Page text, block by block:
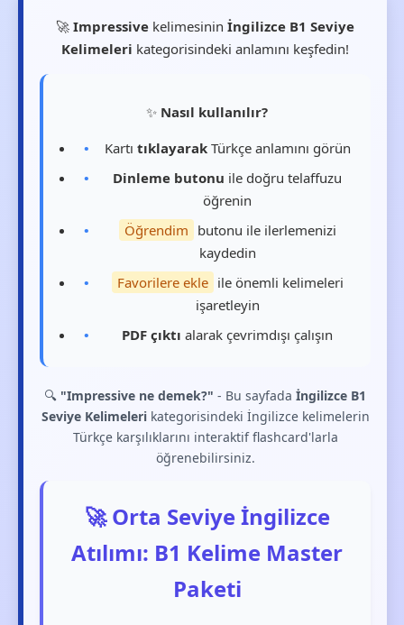
🚀Impressive kelimesininİngilizce B1 Seviye
Kelimeleri kategorisindeki anlamını keşfedin!
✨ Nasıl kullanılır?
Kartı tıklayarakTürkçe anlamını görün
Dinleme butonu ile doğru telaffuzu
öğrenin
Öğrendim butonu ile ilerlemenizi
kaydedin
Favorilere ekle ile önemli kelimeleri
işaretleyin
PDF çıktı alarak çevrimdışı çalışın
🔍 "Impressive ne demek?" - Bu sayfadaİngilizce B1
Seviye Kelimelerikategorisindeki İngilizce kelimelerin
Türkçe karşılıklarını interaktif flashcard'larla
öğrenebilirsiniz.
🚀 Orta Seviye İngilizce
Atılımı: B1 Kelime Master
Paketi